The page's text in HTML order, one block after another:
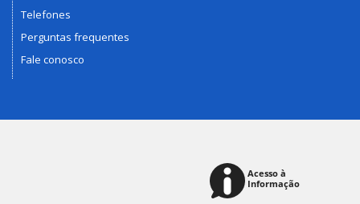
Telefones
Perguntas frequentes
Fale conosco